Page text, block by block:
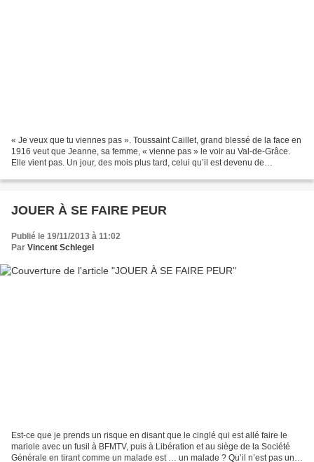
« Je veux que tu viennes pas ». Toussaint Caillet, grand blessé de la face en
1916 veut que Jeanne, sa femme, « vienne pas » le voir au Val-de-Grâce.
Elle vient pas. Un jour, des mois plus tard, celui qu’il est devenu de
JOUER À SE FAIRE PEUR
Publié le 19/11/2013 à 11:02
Par Vincent Schlegel
Est-ce que je prends un risque en disant que le cinglé qui est allé faire le
mariole avec un fusil à BFMTV, puis à Libération et au siège de la Société
Générale en tirant comme un malade est … un malade ? Qu’il n’est pas un